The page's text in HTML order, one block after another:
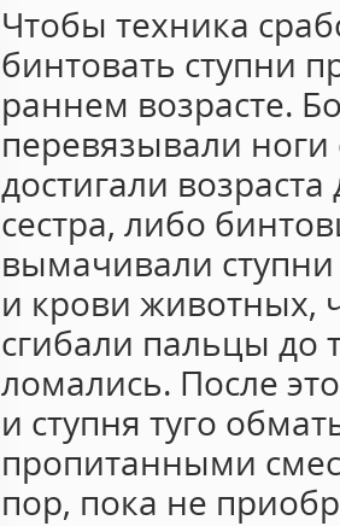
Чтобы техника
бинтовать ступни
раннем возрасте.
перевязывали
достигали
сестра, либо
вымачивали
и крови животных,
сгибали пальцы до
ломались. После
и ступня туго
пропитанными
пор, пока не